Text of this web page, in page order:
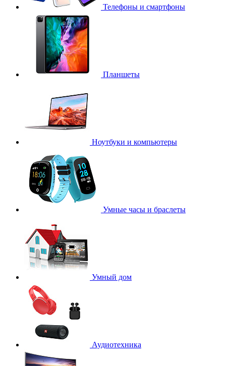
Телефоны и смартфоны
Планшеты
Ноутбуки и компьютеры
Умные часы и браслеты
Умный дом
Аудиотехника